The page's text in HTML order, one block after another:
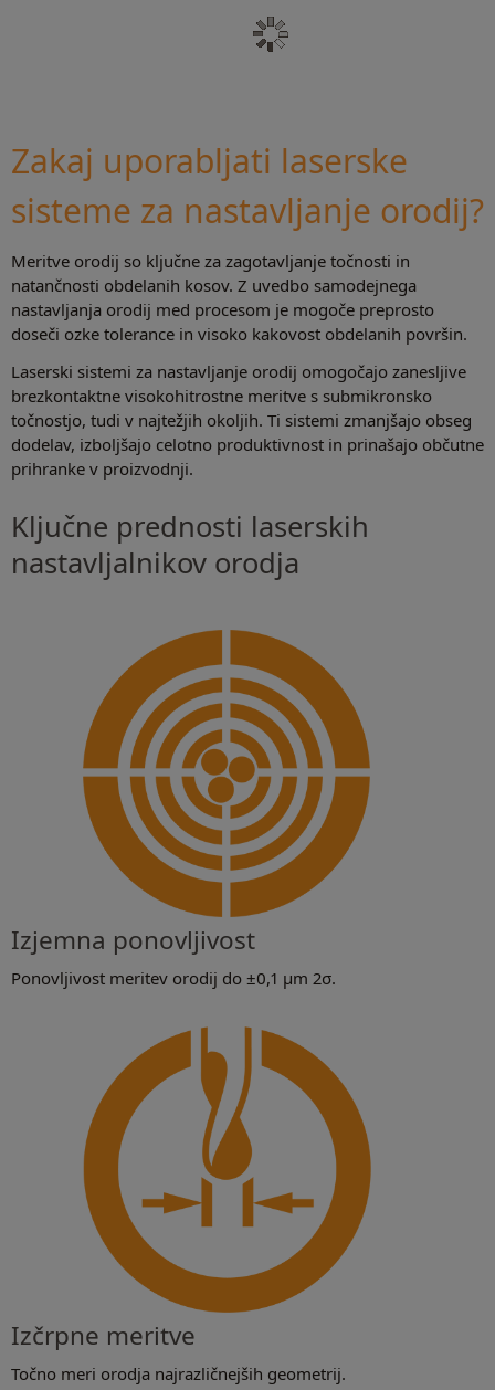
Zakaj uporabljati laserske
sisteme za nastavljanje orodij?
Meritve orodij so ključne za zagotavljanje točnosti in
natančnosti obdelanih kosov. Z uvedbo samodejnega
nastavljanja orodij med procesom je mogoče preprosto
doseči ozke tolerance in visoko kakovost obdelanih površin.
Laserski sistemi za nastavljanje orodij omogočajo zanesljive
brezkontaktne visokohitrostne meritve s submikronsko
točnostjo, tudi v najtežjih okoljih. Ti sistemi zmanjšajo obseg
dodelav, izboljšajo celotno produktivnost in prinašajo občutne
prihranke v proizvodnji.
Ključne prednosti laserskih
nastavljalnikov orodja
Izjemna ponovljivost
Ponovljivost meritev orodij do ±0,1 µm 2σ.
Izčrpne meritve
Točno meri orodja najrazličnejših geometrij.